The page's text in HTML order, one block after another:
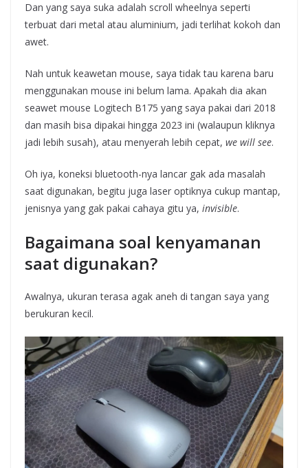
Dan yang saya suka adalah scroll wheelnya seperti
terbuat dari metal atau aluminium, jadi terlihat kokoh dan
awet.
Nah untuk keawetan mouse, saya tidak tau karena baru
menggunakan mouse ini belum lama. Apakah dia akan
seawet mouse Logitech B175 yang saya pakai dari 2018
dan masih bisa dipakai hingga 2023 ini (walaupun kliknya
jadi lebih susah), atau menyerah lebih cepat, we will see.
Oh iya, koneksi bluetooth-nya lancar gak ada masalah
saat digunakan, begitu juga laser optiknya cukup mantap,
jenisnya yang gak pakai cahaya gitu ya, invisible.
Bagaimana soal kenyamanan
saat digunakan?
Awalnya, ukuran terasa agak aneh di tangan saya yang
berukuran kecil.